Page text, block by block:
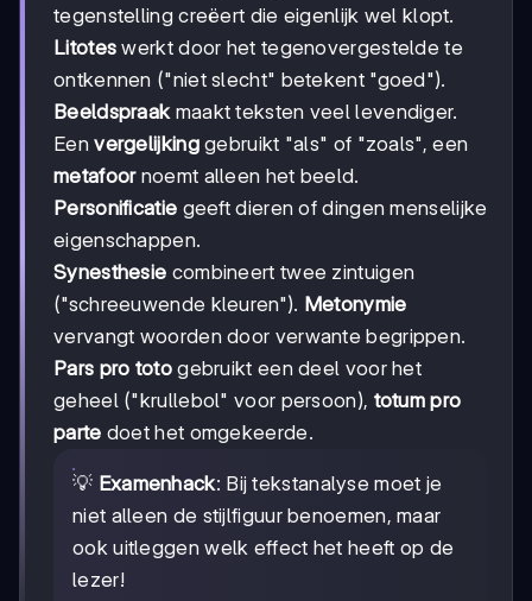
tegenstelling creëert die eigenlijk wel klopt.
Litotes werkt door het tegenovergestelde te
ontkennen ("niet slecht" betekent "goed").
Beeldspraakmaakt teksten veel levendiger.
Eenvergelijkinggebruikt "als" of "zoals", een
metafoornoemt alleen het beeld.
Personificatie geeft dieren of dingen menselijke
eigenschappen.
Synesthesie combineert twee zintuigen
("schreeuwende kleuren"). Metonymie
vervangt woorden door verwante begrippen.
Pars pro totogebruikt een deel voor het
geheel ("krullebol" voor persoon), totum pro
parte doet het omgekeerde.
💡 Examenhack: Bij tekstanalyse moet je
niet alleen de stijlfiguur benoemen, maar
ook uitleggen welk effect het heeft op de
lezer!